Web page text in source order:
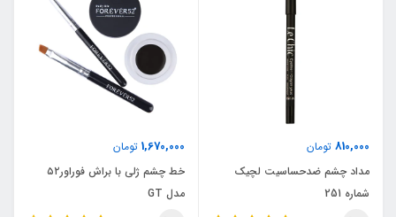
810,000 تومان
مداد چشم ضدحساسیت لچیک
شماره 251
1,670,000 تومان
خط چشم ژلی با براش فوراور۵۲
مدل GT